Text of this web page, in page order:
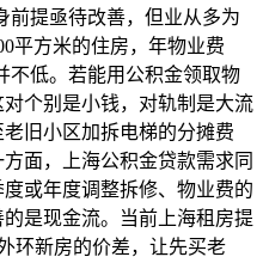
提亟待改善，但业从多为
平方米的住房，年物业费
不低。若能用公积金领取物
个别是小钱，对轨制是大流
旧小区加拆电梯的分摊费
面，上海公积金贷款需求同
或年度调整拆修、物业费的
是现金流。当前上海租房提
环新房的价差，让先买老